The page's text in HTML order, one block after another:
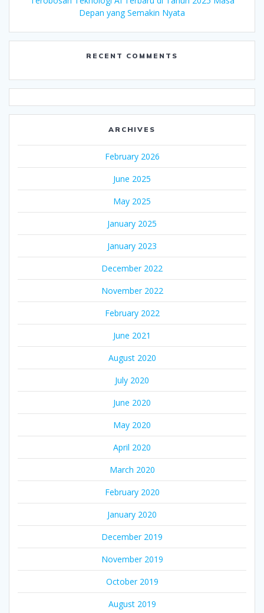
Depan yang Semakin Nyata
RECENT COMMENTS
ARCHIVES
February 2026
June 2025
May 2025
January 2025
January 2023
December 2022
November 2022
February 2022
June 2021
August 2020
July 2020
June 2020
May 2020
April 2020
March 2020
February 2020
January 2020
December 2019
November 2019
October 2019
August 2019